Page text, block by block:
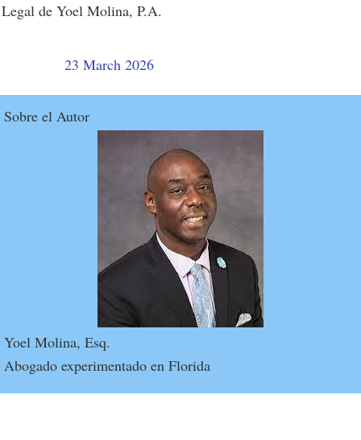
Legal de Yoel Molina, P.A.
23 March 2026
Sobre el Autor
Abogado experimentado en Florida
Yoel Molina, Esq.